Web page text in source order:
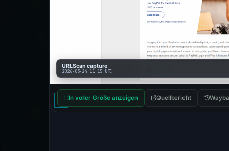
URLScan capture
2026-03-24 11:15 UTC
In voller Größe anzeigen Quellbericht